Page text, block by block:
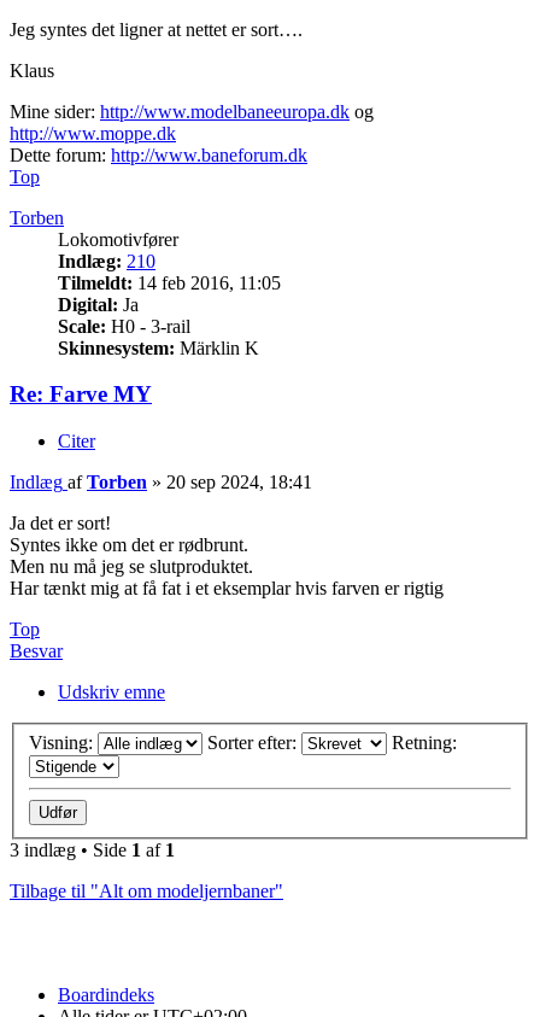
Jeg syntes det ligner at nettet er sort….
Klaus
Mine sider: http://www.modelbaneeuropa.dk og
http://www.moppe.dk
Dette forum: http://www.baneforum.dk
Top
Torben
Lokomotivfører
Indlæg: 210
Tilmeldt: 14 feb 2016, 11:05
Digital: Ja
Scale: H0 - 3-rail
Skinnesystem: Märklin K
Re: Farve MY
Citer
Indlæg afTorben » 20 sep 2024, 18:41
Ja det er sort!
Syntes ikke om det er rødbrunt.
Men nu må jeg se slutproduktet.
Har tænkt mig at få fat i et eksemplar hvis farven er rigtig
Top
Besvar
Udskriv emne
Visning: Sorter efter: Retning:
3 indlæg • Side 1 af 1
Tilbage til "Alt om modeljernbaner"
Boardindeks